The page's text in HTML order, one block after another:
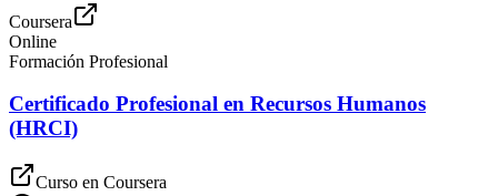
Coursera
Online
Formación Profesional
Certificado Profesional en Recursos Humanos
(HRCI)
Curso en Coursera